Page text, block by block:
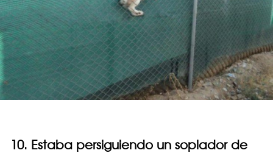
10. Estaba persiguiendo un soplador de